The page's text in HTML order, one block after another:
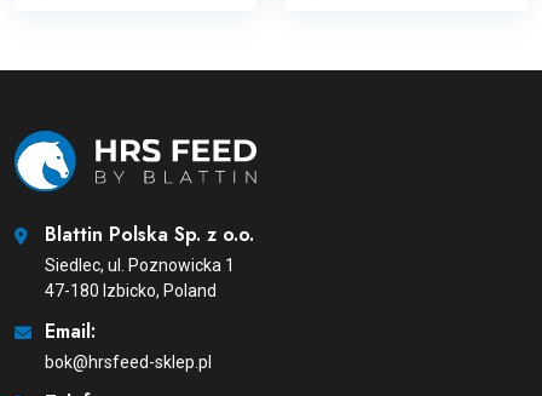
Blattin Polska Sp. z o.o.
Siedlec, ul. Poznowicka 1
47-180 Izbicko, Poland
Email:
bok@hrsfeed-sklep.pl